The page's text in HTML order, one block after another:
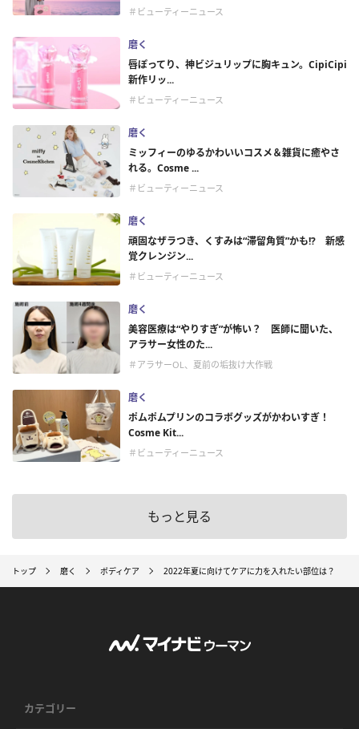
＃ビューティーニュース
磨く
唇ぽってり、神ビジュリップに胸キュン。CipiCipi
新作リッ...
＃ビューティーニュース
磨く
ミッフィーのゆるかわいいコスメ＆雑貨に癒やさ
れる。Cosme ...
＃ビューティーニュース
磨く
頑固なザラつき、くすみは“滞留角質”かも!? 新感
覚クレンジン...
＃ビューティーニュース
磨く
美容医療は“やりすぎ”が怖い？ 医師に聞いた、
アラサー女性のた...
＃アラサーOL、夏前の垢抜け大作戦
磨く
ポムポムプリンのコラボグッズがかわいすぎ！
Cosme Kit...
＃ビューティーニュース
もっと見る
トップ 磨く ボディケア 2022年夏に向けてケアに力を入れたい部位は？
カテゴリー